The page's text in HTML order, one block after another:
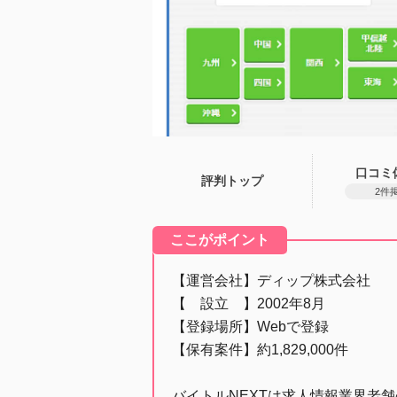
評判トップ
口コミ
2件
ここがポイント
【運営会社】ディップ株式会社
【 設立 】2002年8月
【登録場所】Webで登録
【保有案件】約1,829,000件